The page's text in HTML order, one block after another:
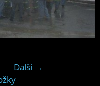
Další →